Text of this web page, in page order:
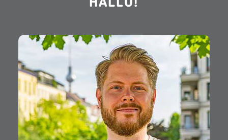
HALLO!